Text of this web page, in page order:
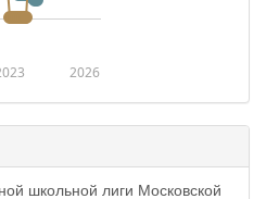
2026
школьной лиги Московской